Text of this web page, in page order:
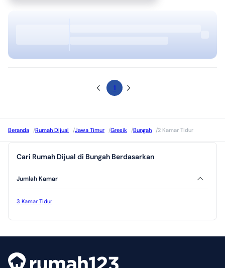
1
Beranda /Rumah Dijual /Jawa Timur /Gresik /Bungah /2 Kamar Tidur
Cari Rumah Dijual di Bungah Berdasarkan
Jumlah Kamar
3 Kamar Tidur